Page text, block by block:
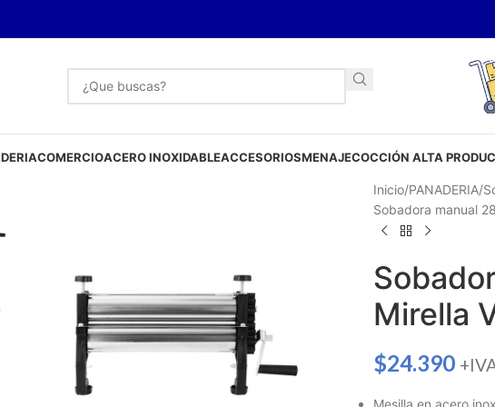
COMERCIOACERO INOXIDABLEACCESORIOSMENAJECOCCIÓN ALTA
Inicio PANADERIA
Sobadora manual
Mirella
$24.390
Mesilla en acero